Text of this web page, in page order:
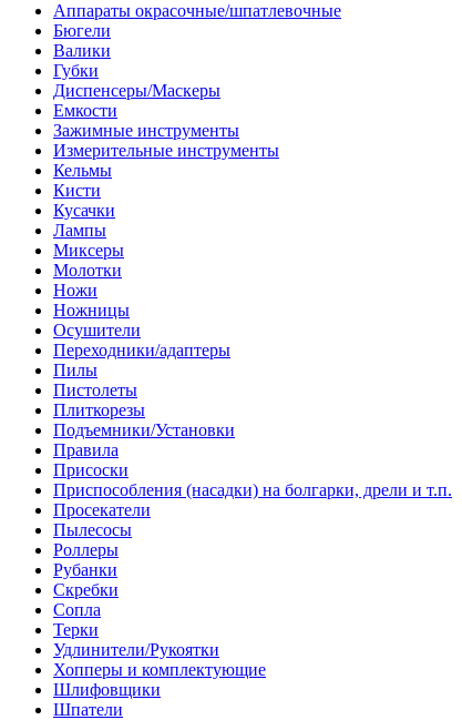
Аппараты окрасочные/шпатлевочные
Бюгели
Валики
Губки
Диспенсеры/Маскеры
Емкости
Зажимные инструменты
Измерительные инструменты
Кельмы
Кисти
Кусачки
Лампы
Миксеры
Молотки
Ножи
Ножницы
Осушители
Переходники/адаптеры
Пилы
Пистолеты
Плиткорезы
Подъемники/Установки
Правила
Присоски
Приспособления (насадки) на болгарки, дрели и т.п.
Просекатели
Пылесосы
Роллеры
Рубанки
Скребки
Сопла
Терки
Удлинители/Рукоятки
Хопперы и комплектующие
Шлифовщики
Шпатели